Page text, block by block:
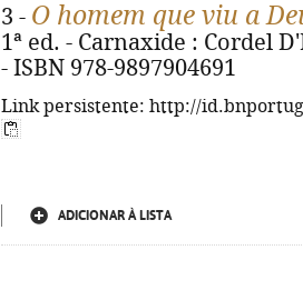
3 - O homem que viu a
1ª ed. - Carnaxide : Cordel
- ISBN 978-9897904691
Link persistente: http://
ADICIONAR À LISTA